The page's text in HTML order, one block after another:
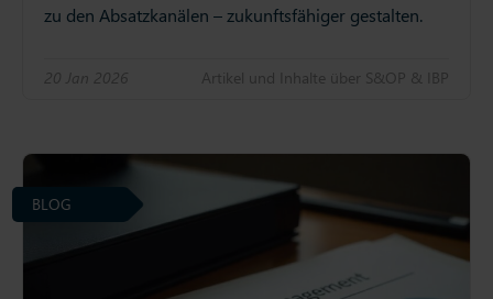
zu den Absatzkanälen – zukunftsfähiger gestalten.
20 Jan 2026 Artikel und Inhalte über S&OP & IBP
BLOG